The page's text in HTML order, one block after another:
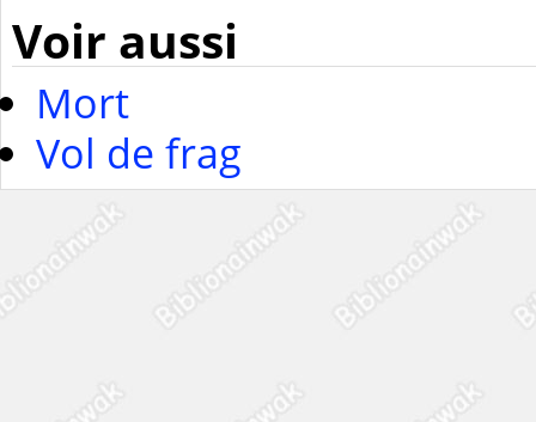
Voir aussi
Mort
Vol de frag